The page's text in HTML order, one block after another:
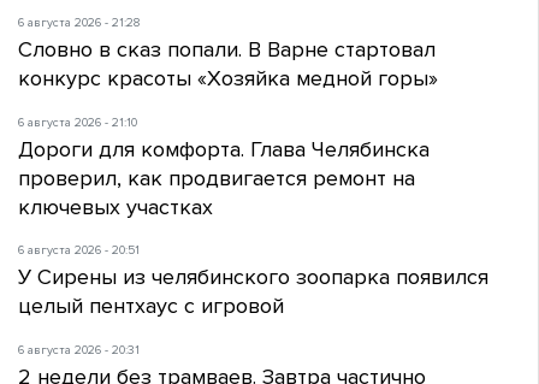
6 августа 2026 - 21:28
Словно в сказ попали. В Варне стартовал
конкурс красоты «Хозяйка медной горы»
6 августа 2026 - 21:10
Дороги для комфорта. Глава Челябинска
проверил, как продвигается ремонт на
ключевых участках
6 августа 2026 - 20:51
У Сирены из челябинского зоопарка появился
целый пентхаус с игровой
6 августа 2026 - 20:31
2 недели без трамваев. Завтра частично